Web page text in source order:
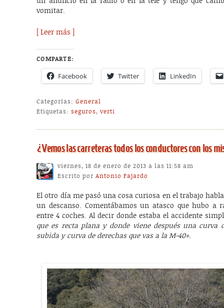
vomitar.
[ Leer más ]
COMPARTE:
Facebook Twitter LinkedIn
Categorías: General
Etiquetas: seguros,verti
¿Vemos las carreteras todos los conductores con los
viernes, 18 de enero de 2013 a las 11:58 am
Escrito porAntonio Fajardo
El otro día me pasó una cosa curiosa en el trabajo
un descanso. Comentábamos un atasco que hubo a
entre 4 coches. Al decir donde estaba el accidente
que es recta plana y donde viene después una curva
subida y curva de derechas que vas a la M-40».